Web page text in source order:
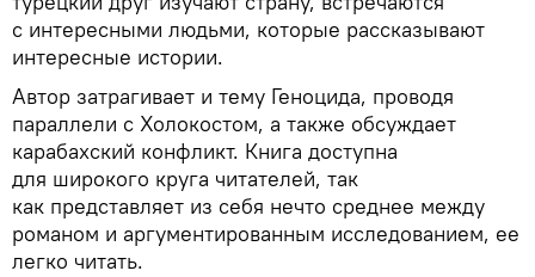
с интересными людьми, которые рассказывают
интересные истории.
Автор затрагивает и тему Геноцида, проводя
параллели с Холокостом, а также обсуждает
карабахский конфликт. Книга доступна
для широкого круга читателей, так
как представляет из себя нечто среднее между
романом и аргументированным исследованием, ее
легко читать.